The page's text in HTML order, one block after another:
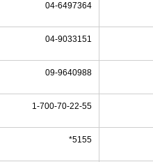
04-6497364
04-9033151
09-9640988
1-700-70-22-55
5155*